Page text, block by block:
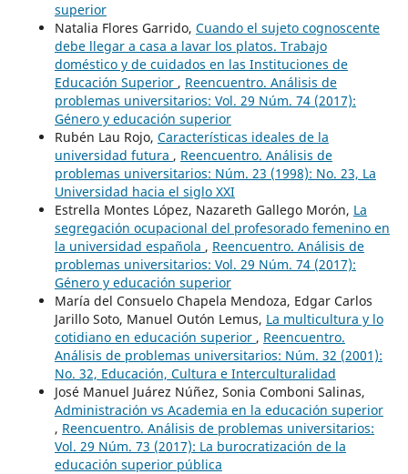
superior
Natalia Flores Garrido, Cuando el sujeto cognoscente
debe llegar a casa a lavar los platos. Trabajo
doméstico y de cuidados en las Instituciones de
Educación Superior , Reencuentro. Análisis de
problemas universitarios: Vol. 29 Núm. 74 (2017):
Género y educación superior
Rubén Lau Rojo, Características ideales de la
universidad futura , Reencuentro. Análisis de
problemas universitarios: Núm. 23 (1998): No. 23, La
Universidad hacia el siglo XXI
Estrella Montes López, Nazareth Gallego Morón, La
segregación ocupacional del profesorado femenino en
la universidad española , Reencuentro. Análisis de
problemas universitarios: Vol. 29 Núm. 74 (2017):
Género y educación superior
María del Consuelo Chapela Mendoza, Edgar Carlos
Jarillo Soto, Manuel Outón Lemus, La multicultura y lo
cotidiano en educación superior , Reencuentro.
Análisis de problemas universitarios: Núm. 32 (2001):
No. 32, Educación, Cultura e Interculturalidad
José Manuel Juárez Núñez, Sonia Comboni Salinas,
Administración vs Academia en la educación superior
, Reencuentro. Análisis de problemas universitarios:
Vol. 29 Núm. 73 (2017): La burocratización de la
educación superior pública